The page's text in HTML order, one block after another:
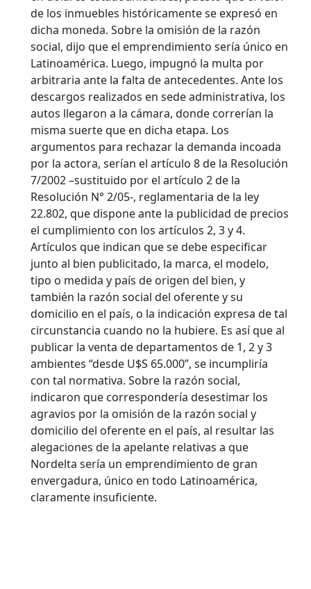
de los inmuebles históricamente se expresó en
dicha moneda. Sobre la omisión de la razón
social, dijo que el emprendimiento sería único en
Latinoamérica. Luego, impugnó la multa por
arbitraria ante la falta de antecedentes. Ante los
descargos realizados en sede administrativa, los
autos llegaron a la cámara, donde correrían la
misma suerte que en dicha etapa. Los
argumentos para rechazar la demanda incoada
por la actora, serían el artículo 8 de la Resolución
7/2002 –sustituido por el artículo 2 de la
Resolución N° 2/05-, reglamentaria de la ley
22.802, que dispone ante la publicidad de precios
el cumplimiento con los artículos 2, 3 y 4.
Artículos que indican que se debe especificar
junto al bien publicitado, la marca, el modelo,
tipo o medida y país de origen del bien, y
también la razón social del oferente y su
domicilio en el país, o la indicación expresa de tal
circunstancia cuando no la hubiere. Es así que al
publicar la venta de departamentos de 1, 2 y 3
ambientes “desde U$S 65.000”, se incumpliría
con tal normativa. Sobre la razón social,
indicaron que correspondería desestimar los
agravios por la omisión de la razón social y
domicilio del oferente en el país, al resultar las
alegaciones de la apelante relativas a que
Nordelta sería un emprendimiento de gran
envergadura, único en todo Latinoamérica,
claramente insuficiente.